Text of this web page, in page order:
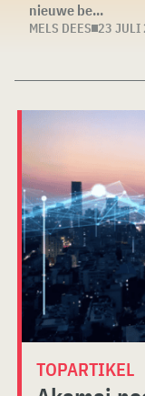
nieuwe be...
MELS DEES 23 JULI
TOPARTIKEL